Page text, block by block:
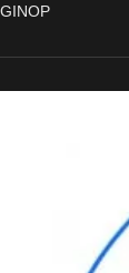
GINOP